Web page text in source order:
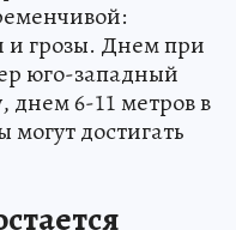
грозы. Днем при
юго-западный
днем 6-11 метров в
могут достигать